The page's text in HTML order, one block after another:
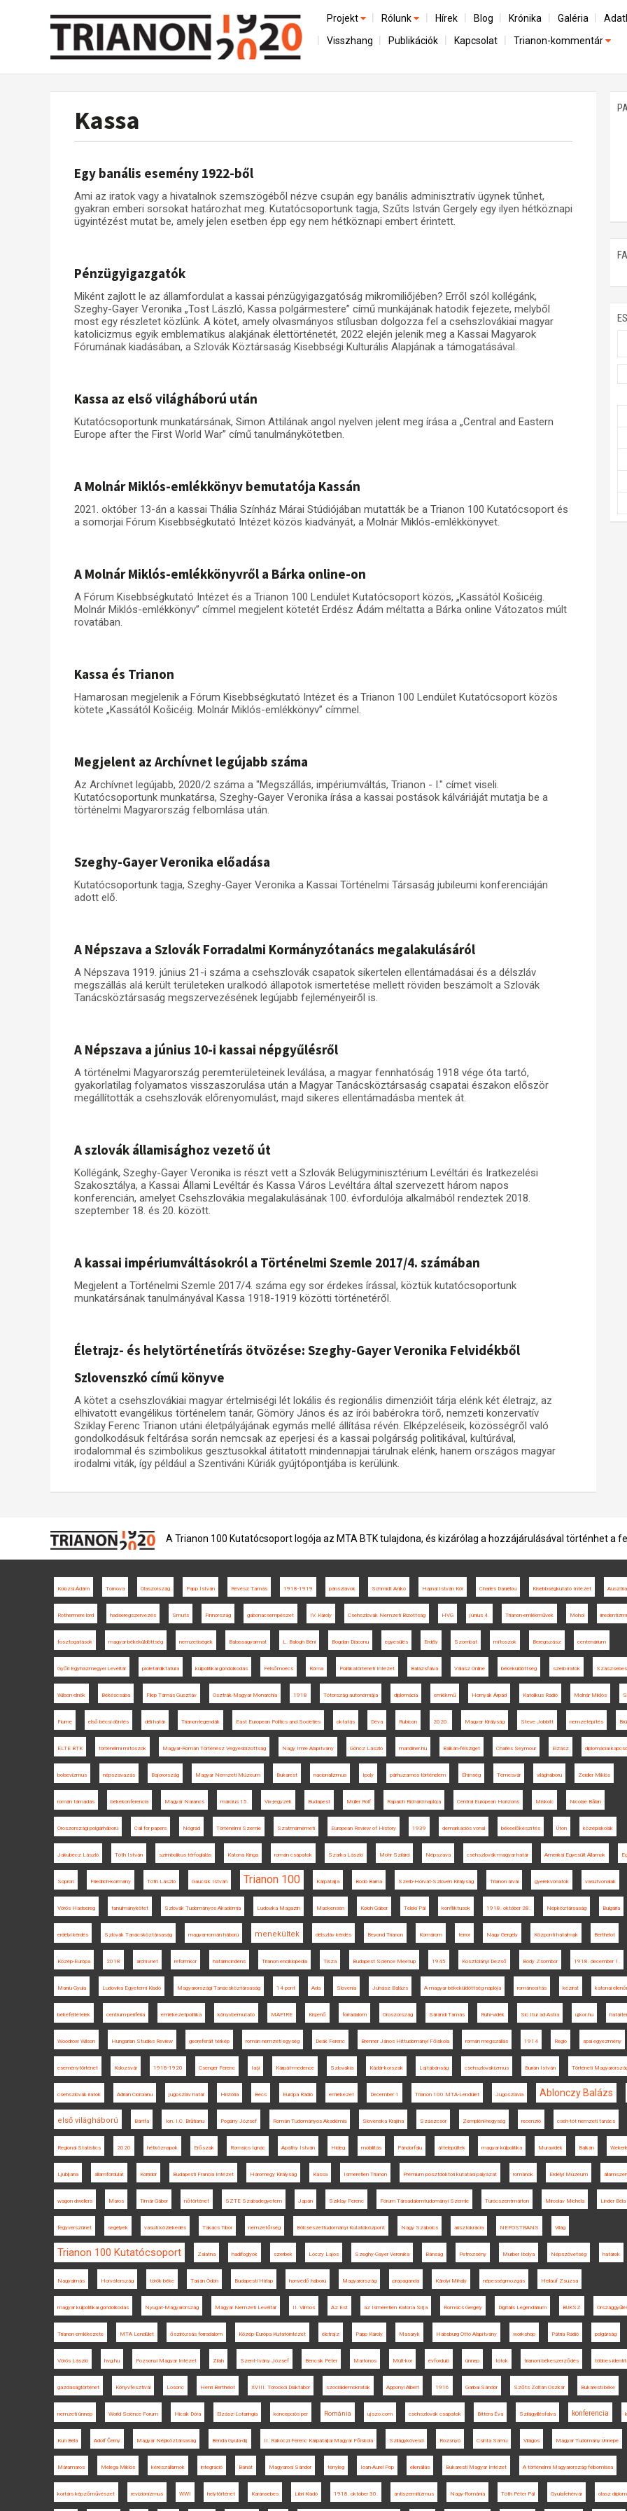
Projekt
Előzmények
Az összeomlás és a magyar társadalom
Utókor és emlékezet
Rólunk
A kutatócsoport működéséről
Hírek Blog Krónika Galéria
Visszhang Publikációk Kapcsolat Trianon-kommentár
Kassa
Egy banális esemény 1922-ből
Ami az iratok vagy a hivatalnok szemszögéből nézve csupán egy banális adminisztratív ügynek tűnhet,
gyakran emberi sorsokat határozhat meg. Kutatócsoportunk tagja, Szűts István Gergely egy ilyen hétköznapi
ügyintézést mutat be, amely jelen esetben épp egy nem hétköznapi embert érintett.
Pénzügyigazgatók
Miként zajlott le az államfordulat a kassai pénzügyigazgatóság mikromiliőjében? Erről szól kollégánk,
Szeghy-Gayer Veronika „Tost László, Kassa polgármestere” című munkájának hatodik fejezete, melyből
most egy részletet közlünk. A kötet, amely olvasmányos stílusban dolgozza fel a csehszlovákiai magyar
katolicizmus egyik emblematikus alakjának élettörténetét, 2022 elején jelenik meg a Kassai Magyarok
Fórumának kiadásában, a Szlovák Köztársaság Kisebbségi Kulturális Alapjának a támogatásával.
Kassa az első világháború után
Kutatócsoportunk munkatársának, Simon Attilának angol nyelven jelent meg írása a „Central and Eastern
Europe after the First World War” című tanulmánykötetben.
A Molnár Miklós-emlékkönyv bemutatója Kassán
2021. október 13-án a kassai Thália Színház Márai Stúdiójában mutatták be a Trianon 100 Kutatócsoport és
a somorjai Fórum Kisebbségkutató Intézet közös kiadványát, a Molnár Miklós-emlékkönyvet.
A Molnár Miklós-emlékkönyvről a Bárka online-on
A Fórum Kisebbségkutató Intézet és a Trianon 100 Lendület Kutatócsoport közös, „Kassától Košicéig.
Molnár Miklós-emlékkönyv” címmel megjelent kötetét Erdész Ádám méltatta a Bárka online Vátozatos múlt
rovatában.
Kassa és Trianon
Hamarosan megjelenik a Fórum Kisebbségkutató Intézet és a Trianon 100 Lendület Kutatócsoport közös
kötete „Kassától Košicéig. Molnár Miklós-emlékkönyv” címmel.
Megjelent az Archívnet legújabb száma
Az Archívnet legújabb, 2020/2 száma a "Megszállás, impériumváltás, Trianon - I." címet viseli.
Kutatócsoportunk munkatársa, Szeghy-Gayer Veronika írása a kassai postások kálváriáját mutatja be a
történelmi Magyarország felbomlása után.
Szeghy-Gayer Veronika előadása
Kutatócsoportunk tagja, Szeghy-Gayer Veronika a Kassai Történelmi Társaság jubileumi konferenciáján
adott elő.
A Népszava a Szlovák Forradalmi Kormányzótanács megalakulásáról
A Népszava 1919. június 21-i száma a csehszlovák csapatok sikertelen ellentámadásai és a délszláv
megszállás alá került területeken uralkodó állapotok ismertetése mellett röviden beszámolt a Szlovák
Tanácsköztársaság megszervezésének legújabb fejleményeiről is.
A Népszava a június 10-i kassai népgyűlésről
A történelmi Magyarország peremterületeinek leválása, a magyar fennhatóság 1918 vége óta tartó,
gyakorlatilag folyamatos visszaszorulása után a Magyar Tanácsköztársaság csapatai északon először
megállították a csehszlovák előrenyomulást, majd sikeres ellentámadásba mentek át.
A szlovák államisághoz vezető út
Kollégánk, Szeghy-Gayer Veronika is részt vett a Szlovák Belügyminisztérium Levéltári és Iratkezelési
Szakosztálya, a Kassai Állami Levéltár és Kassa Város Levéltára által szervezett három napos
konferencián, amelyet Csehszlovákia megalakulásának 100. évfordulója alkalmából rendeztek 2018.
szeptember 18. és 20. között.
A kassai impériumváltásokról a Történelmi Szemle 2017/4. számában
Megjelent a Történelmi Szemle 2017/4. száma egy sor érdekes írással, köztük kutatócsoportunk
munkatársának tanulmányával Kassa 1918-1919 közötti történetéről.
Életrajz- és helytörténetírás ötvözése: Szeghy-Gayer Veronika Felvidékből
Szlovenszkó című könyve
A kötet a csehszlovákiai magyar értelmiségi lét lokális és regionális dimenzióit tárja elénk két életrajz, az
elhivatott evangélikus történelem tanár, Gömöry János és az írói babérokra törő, nemzeti konzervatív
Sziklay Ferenc Trianon utáni életpályájának egymás mellé állítása révén. Elképzeléseik, közösségről való
gondolkodásuk feltárása során nemcsak az eperjesi és a kassai polgárság politikával, kultúrával,
irodalommal és szimbolikus gesztusokkal átitatott mindennapjai tárulnak elénk, hanem országos magyar
irodalmi viták, így például a Szentiváni Kúriák gyújtópontjába is kerülünk.
A Trianon 100 Kutatócsoport logója az MTA BTK tulajdona, és kizárólag a hozzájárulásával történhet a
Kolozsi Ádám Tornova Olaszország Papp István Révész Tamás 1918-1919 pánszlávok Schmidt Anikó Hajnal István Kör Charles Daniélou Kisebbségkutató Intézet Ausztria
Rothermere lord hadseregszervezés Smuts Finnország gabonacsempészet IV. Károly Csehszlovák Nemzeti Bizottság HVG június 4. Trianon-emlékművek Mohol
fosztogatások magyar békeküldöttség nemzetiségek Balassagyarmat L. Balogh Béni Bogdan Diaconu egyesülés Erdély Szombat mítoszok Beregszász centenárium
Győri Egyházmegyei Levéltár proletárdiktatúra külpolitikai gondolkodás Felsőmoécs Róma Politikatörténeti Intézet Balázsfalva Válasz Online békeküldöttség szerb iratok Szászsebes
Wilson elnök Békéscsaba Filep Tamás Gusztáv Osztrák-Magyar Monarchia 1918 Tótország autonómiája diplomácia emlékmű Hornyák Árpád Katolikus Rádió Molnár Miklós
Fiume első bécsi döntés déli határ Trianon-legendák East European Politics and Societies oktatás Déva Rubicon 2020. Magyar Királyság Steve Jobbitt nemzetépítés
ELTE BTK történelmi mítoszok Magyar-Román Történész Vegyesbizottság Nagy Imre Alapítvány Göncz László mandiner.hu Balkán-félsziget Charles Seymour Elzász diplomáciai
bolsevizmus népszavazás Bajorország Magyar Nemzeti Múzeum Bukarest nacionalizmus Ipoly párhuzamos történelem Éhínség Temesvár világháború Zeidler Miklós
román támadás békekonferencia Magyar Narancs március 15. Vix-jegyzék Budapest Müller Rolf Rapaich Richárd naplója Central European Horizons Miskolc Nicolae Bălan
Oroszországi polgárháború Call for papers Nógrád Történelmi Szemle Szatmárnémeti European Review of History 1939 demarkációs vonal békeelőkészítés Úton középiskolák
Jakubecz László Tóth István szimbolikus térfoglalás Katona Kinga román csapatok Szarka László Mohr Szilárd Népszava csehszlovák-magyar határ Amerikai Egyesült Államok
Sopron Friedrich-kormány Tóth László Gaucsík István Trianon 100 Kárpátalja Bodó Barna Szerb-Horvát-Szlovén Királyság Trianon árvái gyerekvonatok vasútvonalak
Vörös Hadsereg tanulmánykötet Szlovák Tudományos Akadémia Ludovika Magazin Mackensen Koloh Gábor Teleki Pál konfliktusok 1918. október 28. Népköztársaság Bulgária
erdélyi kérdés Szlovák Tanácsköztársaság magyar-román háború menekültek délszláv kérdés Beyond Trianon Komárom terror Nagy Gergely Központi hatalmak Berthelot
Közép-Európa 2018 archívnet reformkor határincindens Trianon enciklopédia Tisza Budapest Science Meetup 1945 Kosztolányi Dezső Bódy Zsombor 1918. december 1.
Maniu Gyula Ludovika Egyetemi Kiadó Magyarországi Tanácsköztársaság 14 pont Ada Slovenia Juhász Balázs A magyar békeküldöttség naplója románosítás kézirat katonai
békefeltételek centrum-periféria emlékezetpolitika könyvbemutató MAPIRE Kisjenő forradalom Oroszország Sárándi Tamás Ruhr-vidék Sic Itur ad Astra ujkor.hu
Woodrow Wilson Hungarian Studies Review georeferált térkép román nemzeti egység Deák Ferenc Brenner János Hittudományi Főiskola román megszállás 1914 Regio spai egyezmény
eseménytörténet Kolozsvár 1918-1920 Csenger Ferenc Iaşi Kárpát-medence Szlovákia Kádár-korszak Lajtabánság csehszlovakizmus Burián István Történeti
csehszlovák iratok Adrian Cioroianu jugoszláv határ História Bécs Európa Rádió emlékezet December 1 Trianon 100 MTA-Lendület Jugoszlávia Ablonczy Balázs
első világháború Bártfa Ion. I.C. Brătianu Pogány József Román Tudományos Akadémia Slovenska Krajina Szászcsór Zempléni-hegység recenzió cseh-tót nemzeti tanács
Regional Statistics 2020 hétköznapok Erőszak Romsics Ignác Apáthy István Hideg mobilitás Pándorfalu áttelepültek magyar külpolitika Muravidék Balkán
Ljubljana államfordulat Korridor Budapesti Francia Intézet Háromegy Királyság Kassa Ismeretlen Trianon Prémium posztdoktori kutatási pályázat románok Erdélyi Múzeum
wagon dwellers Maros Timár Gábor nőtörténet SZTE Szabadegyetem Japán Sziklay Ferenc Fórum Társadalomtudományi Szemle Turócszentmárton Miroslav Michela Linder Béla
fegyverszünet segélyek vasúti közlekedés Takács Tibor nemzetőrség Bölcsészettudományi Kutatóközpont Nagy Szabolcs arisztokrácia NEPOSTRANS Világ
Trianon 100 Kutatócsoport Zalatna hadifoglyok szerbek Lóczy Lajos Szeghy-Gayer Veronika Bánság Petrozsény Murber Ibolya Népszövetség határok
Nagyalmás Horvátország török béke Tarján Ödön Budapesti Hírlap honvédő háború Magyarország propaganda Károlyi Mihály népességmozgás Heilauf Zsuzsa
magyar külpolitikai gondolkodás Nyugat-Magyarország Magyar Nemzeti Levéltár II. Vilmos Az Est az Ismeretlen Katona Sírja Romsics Gergely Digitális Legendárium BUKSZ
Trianon emlékezete MTA Lendület őszirózsás forradalom Közép-Európa Kutatóintézet életrajz Papp Károly Masaryk Habsburg Ottó Alapítvány workshop Pátria Rádió polgárság
Vörös László hvg.hu Pozsonyi Magyar Intézet Zilah Szent-Ivány József Bencsik Péter Martonos Múlt-kor évforduló ünnep tótok trianoni békeszerződés többes
gazdaságtörténet Könyvfesztivál Losonc Henri Berthelot XVIII. Torockói Diáktábor szociáldemokraták Apponyi Albert 1916 Garbai Sándor Szőts Zoltán Oszkár Bukaresti béke
nemzeti ünnep World Science Forum Hicsik Dóra Elzász-Lotaringia koncepciós per Románia ujszo.com csehszlovák csapatok Bittera Éva Szilágyillésfalva konferencia
Kun Béla Adolf Černý Magyar Népköztársaság Benda Gyula-díj II. Rákóczi Ferenc Kárpátaljai Magyar Főiskola Szilágykövesd Rozsnyó Csinta Samu Világos Magyar Tudomány Ünnepe
Máramaros Melega Miklós kérészállamok integráció Bánát Magyarosi Sándor tényleg Ioan-Aurel Pop ellenállás Bukaresti Magyar Intézet A történelmi Magyarország felbomlása
kortárs képzőművészet revizionizmus WWI helytörténet Karánsebes Libri Kiadó 1918. október 30. antiszemitizmus Nagy-Románia Tóth Péter Pál Gyulafehérvár olasz